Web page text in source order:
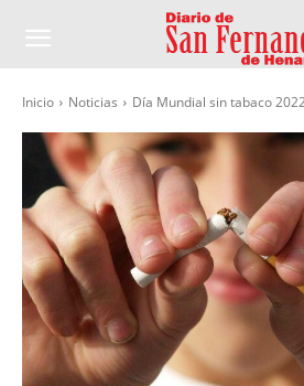
Inicio Noticias Día Mundial sin tabaco